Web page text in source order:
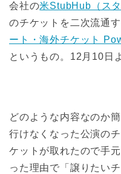
会社の米StubHub（スタ
のチケットを二次流通
ート・海外チケット
というもの。12月10日
どのような内容なのか
行けなくなった公演の
ケットが取れたので手
った理由で「譲りたい